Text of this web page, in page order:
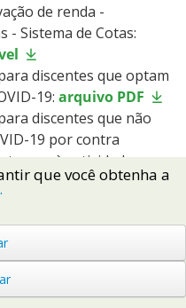
de renda -
- Sistema de Cotas:
discentes que optam
19: arquivo PDF
discentes que não
19 por contra
às atividades
PDF
vagas
PDF|arquivo
vagas
PDF
que você obtenha a